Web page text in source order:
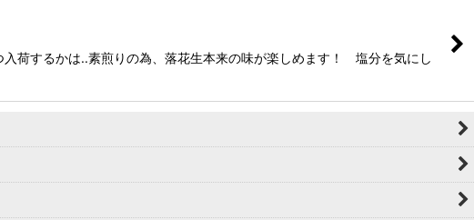
荷するかは..素煎りの為、落花生本来の味が楽しめます！ 塩分を気にし